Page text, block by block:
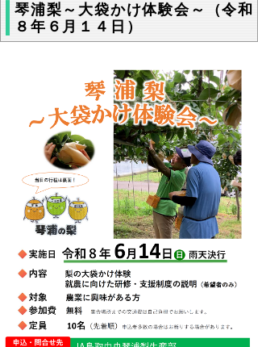
琴浦梨～大袋かけ体験会～（令和
８年６月１４日）